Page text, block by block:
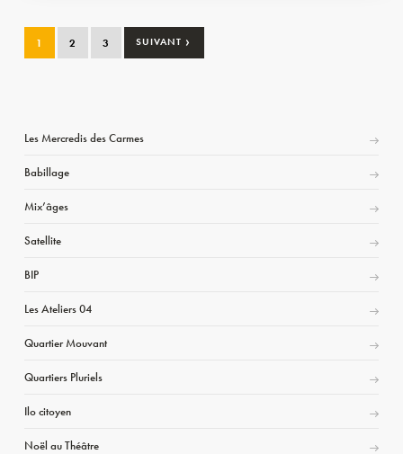
1 2 3 SUIVANT ›
Les Mercredis des Carmes
Babillage
Mix’âges
Satellite
BIP
Les Ateliers 04
Quartier Mouvant
Quartiers Pluriels
Ilo citoyen
Noël au Théâtre